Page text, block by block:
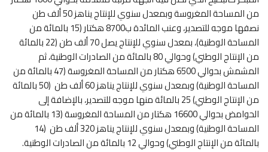
من المساحة المغروسة وبمعدل سنوي للإنتاج يناهز 50 ألف طن
نصفها موجه للتصدير، وعنب المائدة ب8700 هكتار (15 بالمائة من
المساحة الوطنية)، بمعدل سنوي للإنتاج يصل 70 ألف طن (22 بالمائة
من الإنتاج الوطني) وحوالي 80 بالمائة من الصادرات الوطنية، ثم
المشمش بحوالي 6500 هكتار من المساحة المغروسة (47 بالمائة من
المساحة الوطنية) وبمعدل سنوي للإنتاج يناهز 60 ألف طن (50 بالمائة
من الإنتاج الوطني) 25 بالمائة منها موجه للتصدير، بالإضافة إلى
الحوامض بحوالي 16600 هكتار من المساحة المغروسة (13 بالمائة من
المساحة الوطنية) وبمعدل سنوي للإنتاج يناهز 320 ألف طن (14
بالمائة من الإنتاج الوطني) وحوالي 12 بالمائة من الصادرات الوطنية.